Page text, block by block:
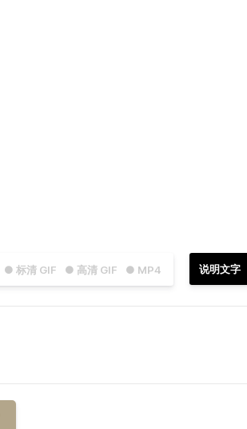
● 标清 GIF ● 高清 GIF ● MP4 说明文字